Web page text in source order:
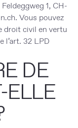
1, CH-
. Vous pouvez
droit civil en vertu
l’art. 32 LPD
DE
ELLE